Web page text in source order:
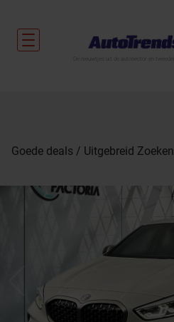
Goede deals Uitgebreid Zoeken